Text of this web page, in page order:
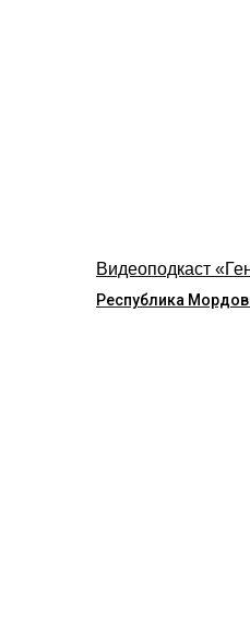
Видеоподкаст
Республика